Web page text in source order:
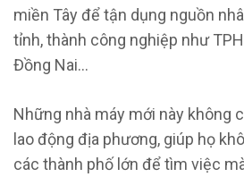
miền Tây để tận dụng nguồn
tỉnh, thành công nghiệp như
Đồng Nai…
Những nhà máy mới này không
lao động địa phương, giúp họ
các thành phố lớn để tìm việc